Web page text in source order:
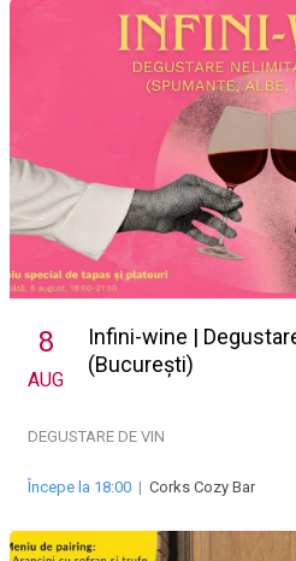
8
AUG
Infini-wine |
(București)
DEGUSTARE DE VIN
Începe la 18:00 | Corks Cozy Bar